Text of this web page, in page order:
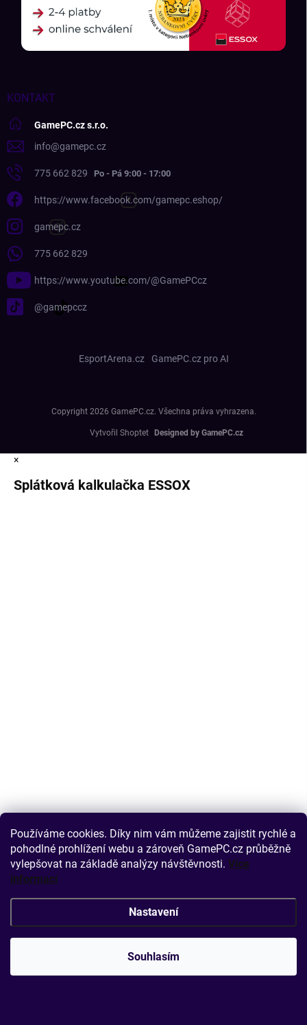
Používáme cookies. Díky nim vám můžeme zajistit rychlé a
pohodlné prohlížení webu a zároveň GamePC.cz průběžně
vylepšovat na základě analýzy návštěvnosti. Více
informací
Nastavení
Souhlasím
KONTAKT
GamePC.cz s.r.o.
info@gamepc.cz
775 662 829
https://www.facebook.com/gamepc.eshop/
gamepc.cz
775 662 829
https://www.youtube.com/@GamePCcz
@gamepccz
EsportArena.cz GamePC.cz pro AI
Vytvořil Shoptet
Copyright 2026 GamePC.cz. Všechna práva vyhrazena.
×
Splátková kalkulačka ESSOX